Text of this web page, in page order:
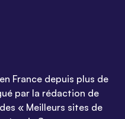
France depuis plus de
par la rédaction de
« Meilleurs sites de